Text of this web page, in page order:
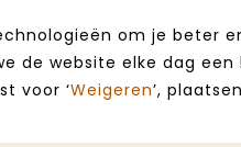
om je beter
de website elke dag
voor ‘Weigeren’,